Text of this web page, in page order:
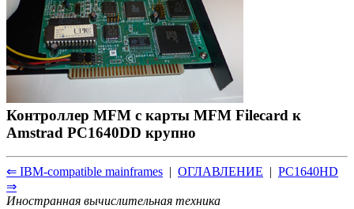
Контроллер MFM с карты MFM Filecard к
Amstrad PC1640DD крупно
⇐ IBM-compatible mainframes | ОГЛАВЛЕНИЕ | PC1640HD
⇒
Иностранная вычислительная техника